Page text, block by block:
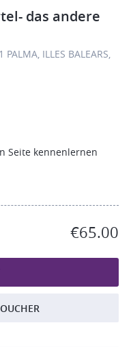
das andere
PALMA, ILLES BALEARS,
Seite kennenlernen
€65.00